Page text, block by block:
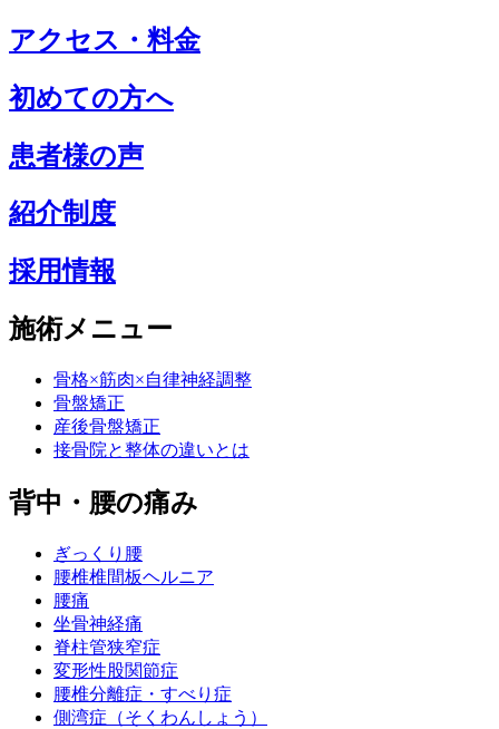
アクセス・料金
初めての方へ
患者様の声
紹介制度
採用情報
施術メニュー
骨格×筋肉×自律神経調整
骨盤矯正
産後骨盤矯正
接骨院と整体の違いとは
背中・腰の痛み
ぎっくり腰
腰椎椎間板ヘルニア
腰痛
坐骨神経痛
脊柱管狭窄症
変形性股関節症
腰椎分離症・すべり症
側湾症（そくわんしょう）